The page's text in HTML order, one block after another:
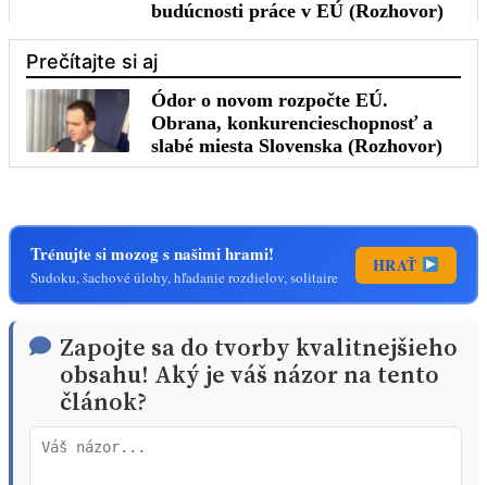
Trénujte si mozog s našimi hrami!
Sudoku, šachové úlohy, hľadanie rozdielov, solitaire
HRAŤ
Zapojte sa do tvorby kvalitnejšieho
obsahu! Aký je váš názor na tento
článok?